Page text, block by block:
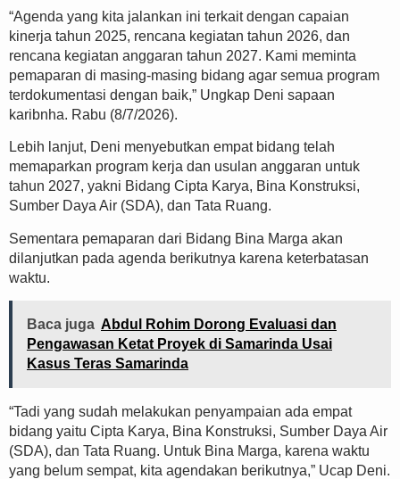
“Agenda yang kita jalankan ini terkait dengan capaian
kinerja tahun 2025, rencana kegiatan tahun 2026, dan
rencana kegiatan anggaran tahun 2027. Kami meminta
pemaparan di masing-masing bidang agar semua program
terdokumentasi dengan baik,” Ungkap Deni sapaan
karibnha. Rabu (8/7/2026).
Lebih lanjut, Deni menyebutkan empat bidang telah
memaparkan program kerja dan usulan anggaran untuk
tahun 2027, yakni Bidang Cipta Karya, Bina Konstruksi,
Sumber Daya Air (SDA), dan Tata Ruang.
Sementara pemaparan dari Bidang Bina Marga akan
dilanjutkan pada agenda berikutnya karena keterbatasan
waktu.
Baca juga Abdul Rohim Dorong Evaluasi dan
Pengawasan Ketat Proyek di Samarinda Usai
Kasus Teras Samarinda
“Tadi yang sudah melakukan penyampaian ada empat
bidang yaitu Cipta Karya, Bina Konstruksi, Sumber Daya Air
(SDA), dan Tata Ruang. Untuk Bina Marga, karena waktu
yang belum sempat, kita agendakan berikutnya,” Ucap Deni.